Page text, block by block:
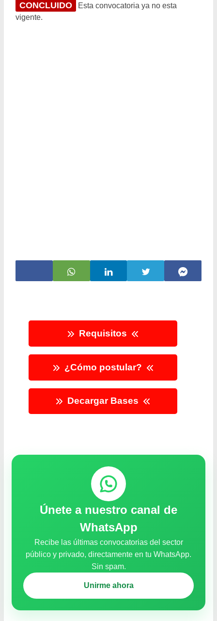
CONCLUIDO
Esta convocatoria ya no esta
vigente.
Requisitos
¿Cómo postular?
Decargar Bases
Únete a nuestro canal de
WhatsApp
Recibe las últimas convocatorias del sector
público y privado, directamente en tu WhatsApp.
Sin spam.
Unirme ahora